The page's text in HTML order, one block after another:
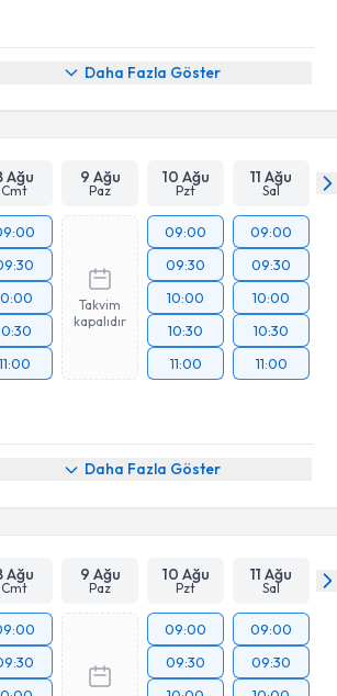
Daha Fazla Göster
Ağu
Cmt
9 Ağu
Paz
10 Ağu
Pzt
11 Ağu
Sal
Takvim
kapalıdır
09:00
09:30
10:00
10:30
11:00
09:00
09:30
10:00
10:30
11:00
Daha Fazla Göster
Ağu
Cmt
9 Ağu
Paz
10 Ağu
Pzt
11 Ağu
Sal
09:00
09:30
09:00
09:30